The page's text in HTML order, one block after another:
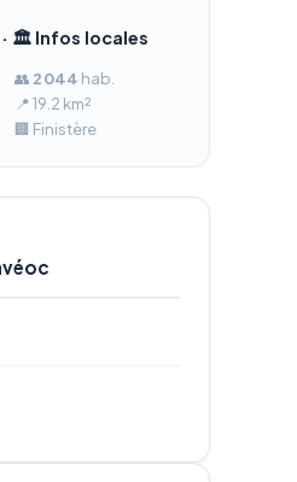
🏛️ Infos locales
👥 2 044 hab.
📍 19.2 km²
🏢 Finistère